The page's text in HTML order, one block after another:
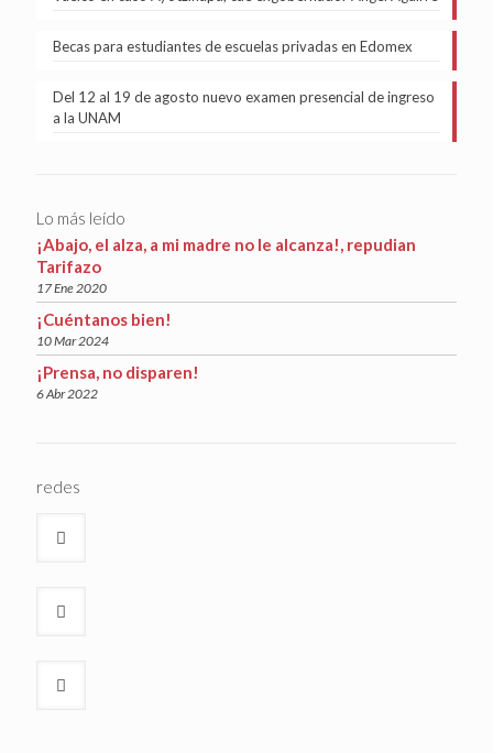
Becas para estudiantes de escuelas privadas en Edomex
Del 12 al 19 de agosto nuevo examen presencial de ingreso
a la UNAM
Lo más leído
¡Abajo, el alza, a mi madre no le alcanza!, repudian
Tarifazo
17 Ene 2020
¡Cuéntanos bien!
10 Mar 2024
¡Prensa, no disparen!
6 Abr 2022
redes